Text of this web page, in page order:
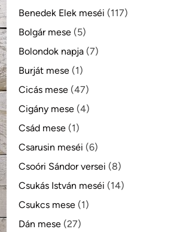
Benedek Elek meséi (117)
Bolgár mese (5)
Bolondok napja (7)
Burját mese (1)
Cicás mese (47)
Cigány mese (4)
Csád mese (1)
Csarusin meséi (6)
Csoóri Sándor versei (8)
Csukás István meséi (14)
Csukcs mese (1)
Dán mese (27)